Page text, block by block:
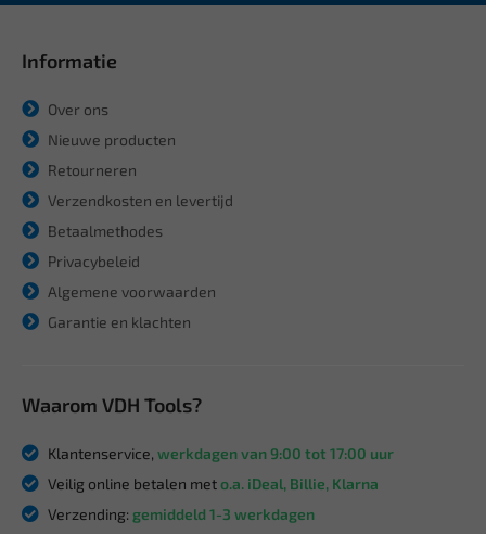
Informatie
Over ons
Nieuwe producten
Retourneren
Verzendkosten en levertijd
Betaalmethodes
Privacybeleid
Algemene voorwaarden
Garantie en klachten
Waarom VDH Tools?
Klantenservice, werkdagen van 9:00 tot 17:00 uur
Veilig online betalen meto.a. iDeal, Billie, Klarna
Verzending: gemiddeld 1-3 werkdagen